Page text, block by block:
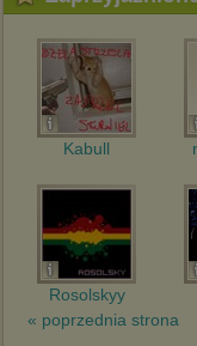
Kabull
Rosolskyy
« poprzednia strona